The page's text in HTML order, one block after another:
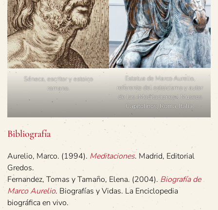
Séneca, escritor y estoico
romano.
Estatua de Marco Aurelio,
referente del estoicismo y autor
de las «Meditaciones». Museos
Capitolinos, Roma, Italia.
Bibliografía
Aurelio, Marco. (1994). Meditaciones. Madrid, Editorial
Gredos.
Fernandez, Tomas y Tamaño, Elena. (2004). Biografía de
Marco Aurelio. Biografías y Vidas. La Enciclopedia
biográfica en vivo.